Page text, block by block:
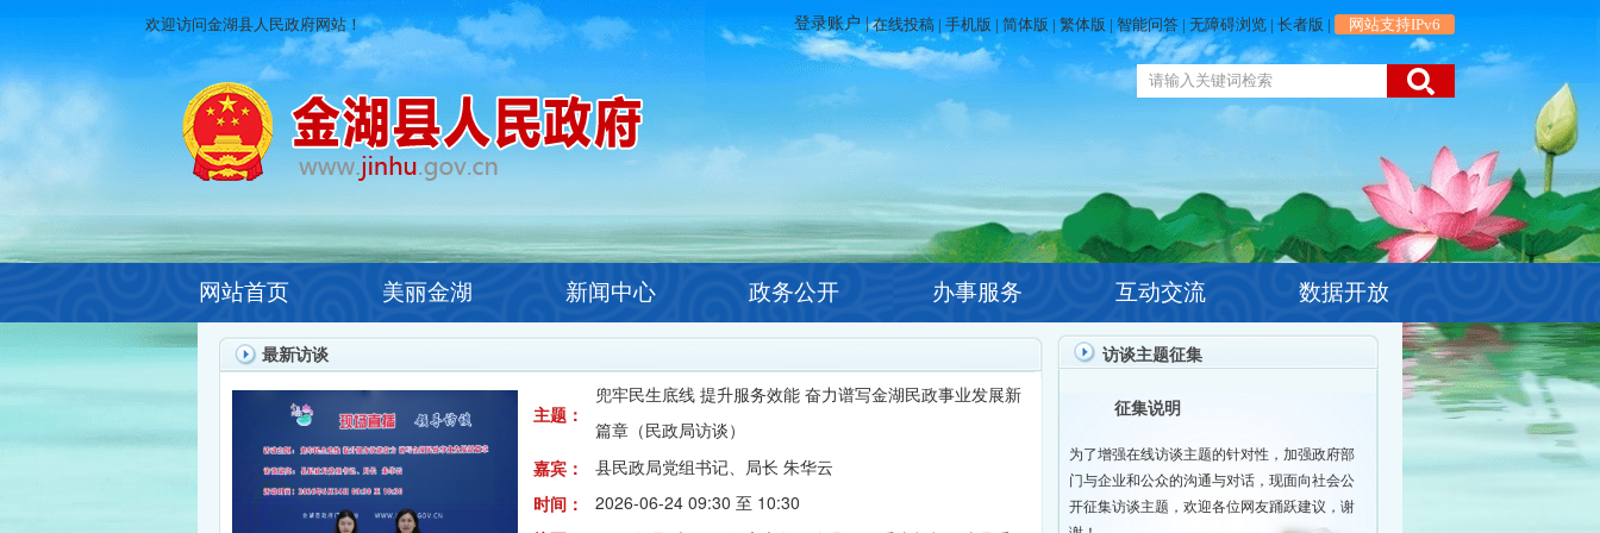
欢迎访问金湖县人民政府网站！ 在线投稿 | 手机版 | 简体版 | 繁体版 | 智能问答 | 无障碍浏览 | 长者版 | 网站支持IPv6
网站首页 美丽金湖 新闻中心 政务公开 办事服务 互动交流 数据开放
最新访谈 访谈主题征集
征集说明
为了增强在线访谈主题的针对性，加强政府部
门与企业和公众的沟通与对话，现面向社会公
开征集访谈主题，欢迎各位网友踊跃建议，谢